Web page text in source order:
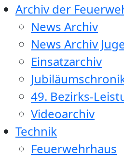
Archiv der
News Archiv
News Archiv
Einsatzarchiv
49. Bezirks-
Videoarchiv
Technik
Feuerwehrhaus